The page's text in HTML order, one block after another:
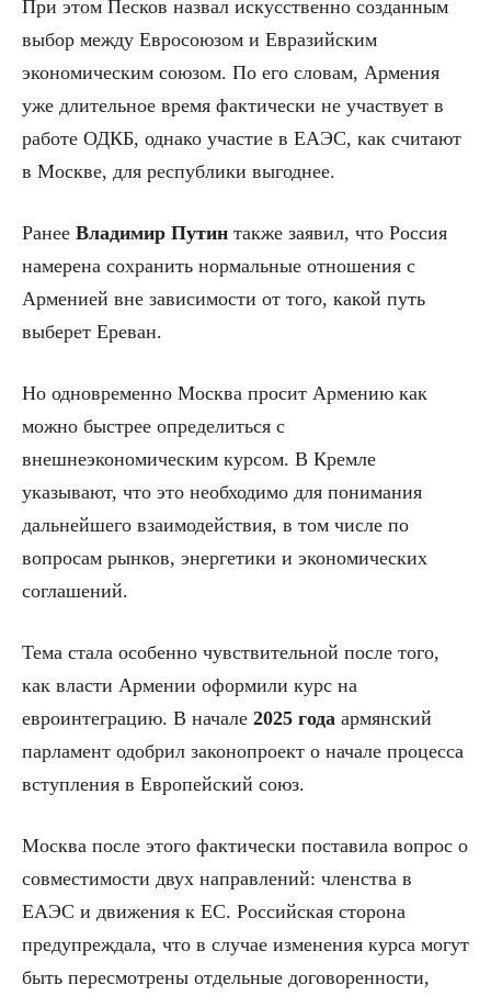
При этом Песков назвал искусственно созданным
выбор между Евросоюзом и Евразийским
экономическим союзом. По его словам, Армения
уже длительное время фактически не участвует в
работе ОДКБ, однако участие в ЕАЭС, как считают
в Москве, для республики выгоднее.
Ранее Владимир Путин также заявил, что Россия
намерена сохранить нормальные отношения с
Арменией вне зависимости от того, какой путь
выберет Ереван.
Но одновременно Москва просит Армению как
можно быстрее определиться с
внешнеэкономическим курсом. В Кремле
указывают, что это необходимо для понимания
дальнейшего взаимодействия, в том числе по
вопросам рынков, энергетики и экономических
соглашений.
Тема стала особенно чувствительной после того,
как власти Армении оформили курс на
евроинтеграцию. В начале 2025 года армянский
парламент одобрил законопроект о начале процесса
вступления в Европейский союз.
Москва после этого фактически поставила вопрос о
совместимости двух направлений: членства в
ЕАЭС и движения к ЕС. Российская сторона
предупреждала, что в случае изменения курса могут
быть пересмотрены отдельные договоренности,